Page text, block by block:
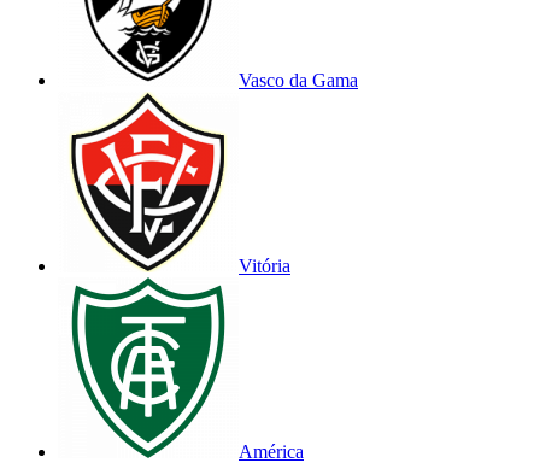
Vasco da Gama
Vitória
América